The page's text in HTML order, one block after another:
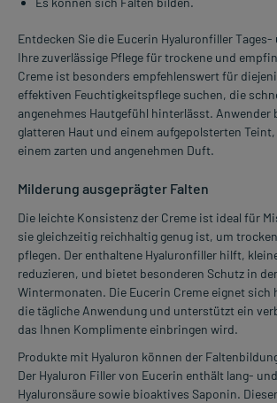
Entdecken Sie die Eucerin Hyaluronfiller
Ihre zuverlässige Pflege für trockene und
Creme ist besonders empfehlenswert für
effektiven Feuchtigkeitspflege suchen, die
angenehmes Hautgefühl hinterlässt. Anwender
glatteren Haut und einem aufgepolsterten
einem zarten und angenehmen Duft.
Milderung ausgeprägter Falten
Die leichte Konsistenz der Creme ist ideal für
sie gleichzeitig reichhaltig genug ist, um
pflegen. Der enthaltene Hyaluronfiller hilft,
reduzieren, und bietet besonderen Schutz in
Wintermonaten. Die Eucerin Creme eignet sich
die tägliche Anwendung und unterstützt ein
das Ihnen Komplimente einbringen wird.
Produkte mit Hyaluron können der
Der Hyaluron Filler von Eucerin enthält lang-
Hyaluronsäure sowie bioaktives Saponin.